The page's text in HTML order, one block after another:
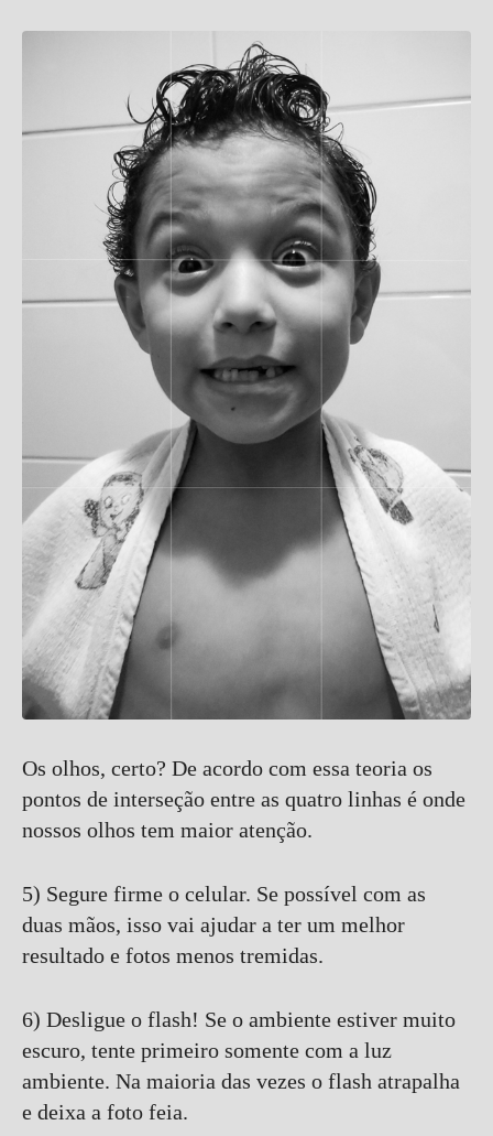
Os olhos, certo? De acordo com essa teoria os
pontos de interseção entre as quatro linhas é onde
nossos olhos tem maior atenção.
5) Segure firme o celular. Se possível com as
duas mãos, isso vai ajudar a ter um melhor
resultado e fotos menos tremidas.
6) Desligue o flash! Se o ambiente estiver muito
escuro, tente primeiro somente com a luz
ambiente. Na maioria das vezes o flash atrapalha
e deixa a foto feia.